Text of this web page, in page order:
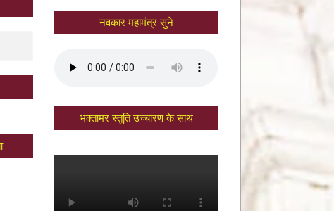
नवकार महामंत्र सुने
भक्तामर स्तुति उच्चारण के साथ